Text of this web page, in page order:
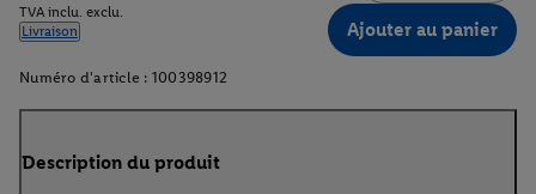
TVA inclu. exclu.
Livraison
Ajouter au panier
Numéro d'article : 100398912
Description du produit